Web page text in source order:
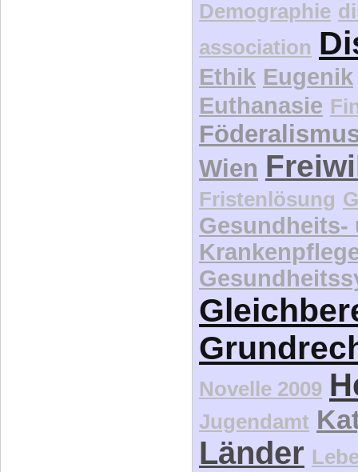
Demographie
association
Ethik Eugenik
Euthanasie
Wien
Fristenlösung
Gesundheits-
Novelle 2009
Jugendamt
Länder